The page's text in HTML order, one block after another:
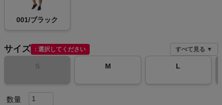
レディースカジュアルウェア
メンズスポーツウェア
レディーススポーツウェア
001/ブラック
サイズ 選択してください すべて見る ▼
S M L